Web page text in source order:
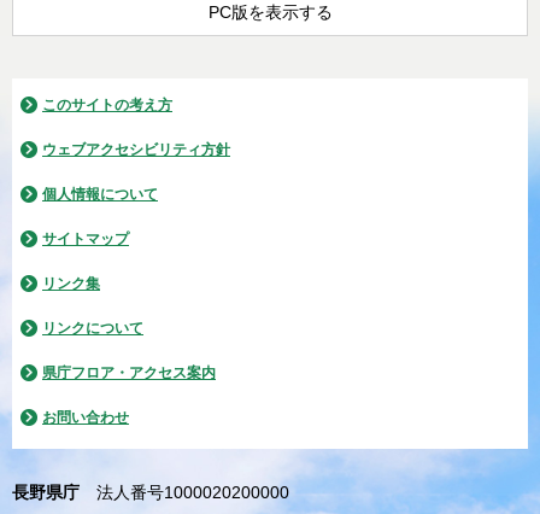
PC版を表示する
このサイトの考え方
ウェブアクセシビリティ方針
個人情報について
サイトマップ
リンク集
リンクについて
県庁フロア・アクセス案内
お問い合わせ
長野県庁
法人番号1000020200000